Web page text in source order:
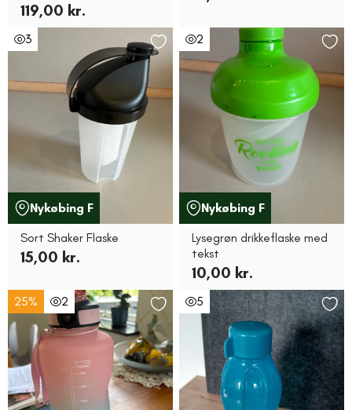
119,00 kr.
3
Nykøbing F
Sort Shaker Flaske
15,00 kr.
2
Nykøbing F
Lysegrøn drikkeflaske med
tekst
10,00 kr.
25% 2 5